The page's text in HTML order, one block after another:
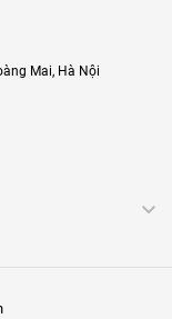
Mai, Hà Nội